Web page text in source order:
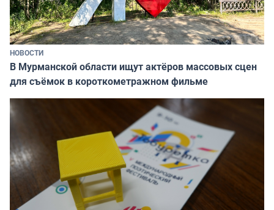
НОВОСТИ
В Мурманской области ищут актёров массовых сцен
для съёмок в короткометражном фильме